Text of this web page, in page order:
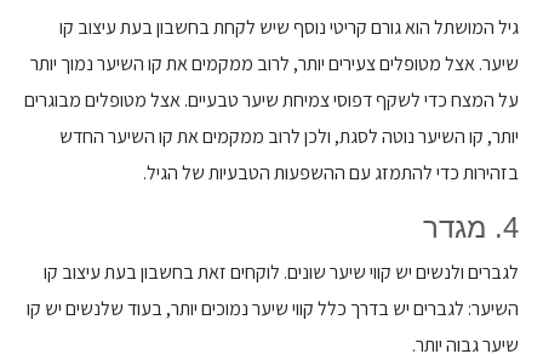
גיל המושתל הוא גורם קריטי נוסף שיש לקחת בחשבון בעת עיצוב קו
שיער. אצל מטופלים צעירים יותר, לרוב ממקמים את קו השיער נמוך יותר
על המצח כדי לשקף דפוסי צמיחת שיער טבעיים. אצל מטופלים מבוגרים
יותר, קו השיער נוטה לסגת, ולכן לרוב ממקמים את קו השיער החדש
בזהירות כדי להתמזג עם ההשפעות הטבעיות של הגיל.
4. מגדר
לגברים ולנשים יש קווי שיער שונים. לוקחים זאת בחשבון בעת עיצוב קו
השיער: לגברים יש בדרך כלל קווי שיער נמוכים יותר, בעוד שלנשים יש קו
שיער גבוה יותר.